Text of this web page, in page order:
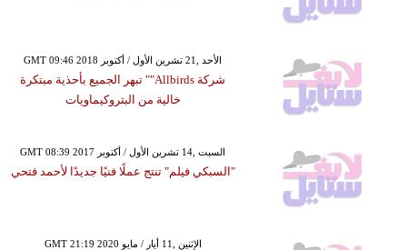
GMT 09:46 2018 الأحد ,21 تشرين الأول / أكتوبر
شركة Allbirds"" تبهر الجميع بأحذية مبتكرة
خالية من البتروكيماويات
GMT 08:39 2017 السبت ,14 تشرين الأول / أكتوبر
"السبكي فيلم" تنتج عملًا فنيًا جديدًا لأحمد فتحي
GMT 21:19 2020 الإثنين ,11 أيار / مايو